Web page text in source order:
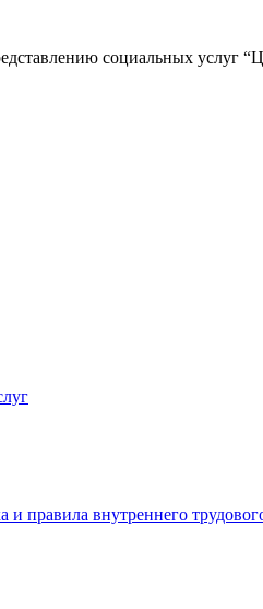
социальных услуг
и правила внутреннего